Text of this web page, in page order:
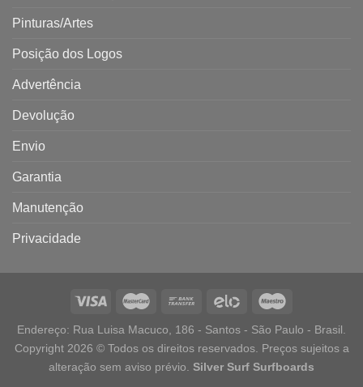
Pinturas/Artes
Posição dos Logos
Advertência
Devolução
Envio
Garantia
Manutenção
Privacidade
Endereço: Rua Luisa Macuco, 186 - Santos - São Paulo - Brasil.
Copyright 2026 © Todos os direitos reservados. Preços sujeitos a
alteração sem aviso prévio. Silver Surf Surfboards